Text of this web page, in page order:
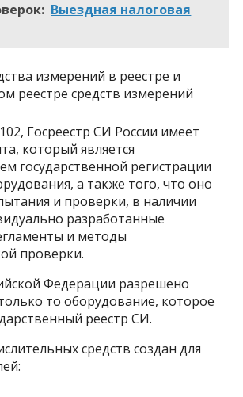
Выездная налоговая
Госреестр СИ России имеет
который является
государственной регистрации
а также того, что оно
и проверки, в наличии
разработанные
и методы
проверки.
Федерации разрешено
то оборудование, которое
реестр СИ.
средств создан для